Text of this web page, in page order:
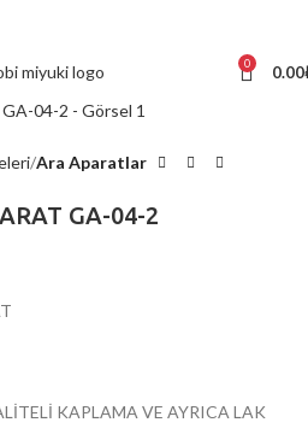
0 0.00
Ara Aparatlar
GA-04-2
KAPLAMA VE AYRICA LAK